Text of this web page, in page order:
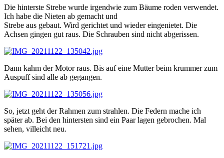
Die hinterste Strebe wurde irgendwie zum Bäume roden verwendet.
Ich habe die Nieten ab gemacht und
Strebe aus gebaut. Wird gerichtet und wieder eingenietet. Die
Achsen gingen gut raus. Die Schrauben sind nicht abgerissen.
Dann kahm der Motor raus. Bis auf eine Mutter beim krummer zum
Auspuff sind alle ab gegangen.
So, jetzt geht der Rahmen zum strahlen. Die Federn mache ich
später ab. Bei den hintersten sind ein Paar lagen gebrochen. Mal
sehen, villeicht neu.